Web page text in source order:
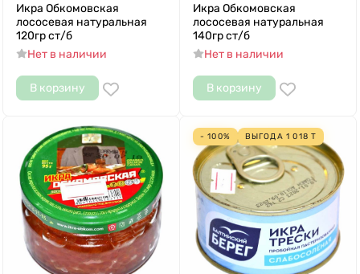
Икра Обкомовская
лососевая натуральная
120гр ст/б
Нет в наличии
В корзину
Икра Обкомовская
лососевая натуральная
140гр ст/б
Нет в наличии
В корзину
- 100% ВЫГОДА 1 018 Т